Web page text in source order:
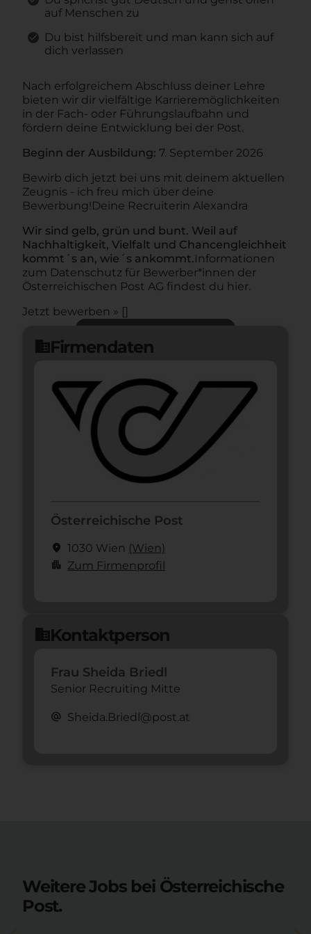
auf Menschen zu
Du bist hilfsbereit und man kann sich auf
dich verlassen
Nach erfolgreichem Abschluss deiner Lehre
bieten wir dir vielfältige Karrieremöglichkeiten
in der Fach- oder Führungslaufbahn und
fördern deine Entwicklung bei der Post.
Beginn der Ausbildung: 7. September 2026
Bewirb dich jetzt bei uns mit deinem aktuellen
Zeugnis - ich freu mich über deine
Bewerbung!Deine Recruiterin Alexandra
Wir sind gelb, grün und bunt. Weil auf
Nachhaltigkeit, Vielfalt und Chancengleichheit
kommt´s an, wie´s ankommt.Informationen
zum Datenschutz für Bewerber*innen der
Österreichischen Post AG findest du hier.
Jetzt bewerben » []
domainFirmendaten
Österreichische Post
location_on 1030 Wien (Wien)
apartment Zum Firmenprofil
domainKontaktperson
Frau Sheida Briedl
Senior Recruiting Mitte
alternate_email Sheida.Briedl@post.at
Weitere Jobs bei Österreichische
Post.